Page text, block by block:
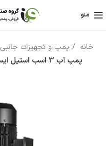
منو
خانه پمپ و تجهیزات جانبی